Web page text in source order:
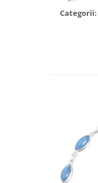
Categorii: